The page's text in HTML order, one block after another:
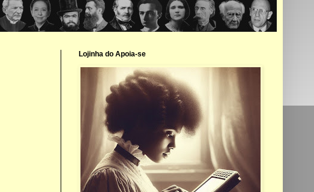
Lojinha do Apoia-se